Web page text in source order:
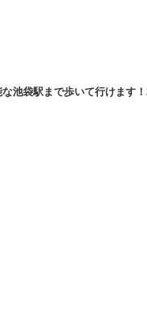
池袋駅まで歩いて行けます